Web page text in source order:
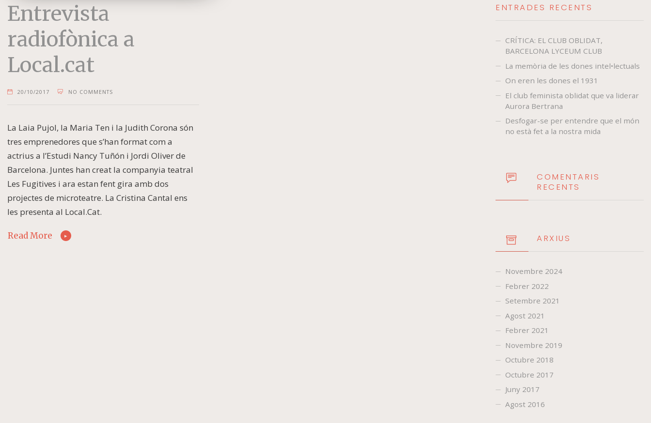
Entrevista
radiofònica a
Local.cat
20/10/2017 NO COMMENTS
La Laia Pujol, la Maria Ten i la Judith Corona són
tres emprenedores que s’han format com a
actrius a l’Estudi Nancy Tuñón i Jordi Oliver de
Barcelona. Juntes han creat la companyia teatral
Les Fugitives i ara estan fent gira amb dos
projectes de microteatre. La Cristina Cantal ens
les presenta al Local.Cat.
Read More
ENTRADES RECENTS
CRÍTICA: EL CLUB OBLIDAT,
BARCELONA LYCEUM CLUB
La memòria de les dones intel•lectuals
On eren les dones el 1931
El club feminista oblidat que va liderar
Aurora Bertrana
Desfogar-se per entendre que el món
no està fet a la nostra mida
COMENTARIS
RECENTS
ARXIUS
Novembre 2024
Febrer 2022
Setembre 2021
Agost 2021
Febrer 2021
Novembre 2019
Octubre 2018
Octubre 2017
Juny 2017
Agost 2016